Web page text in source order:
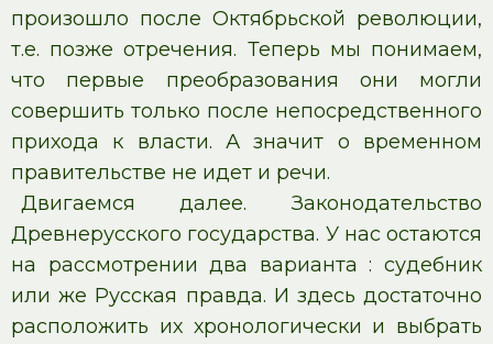
произошло после Октябрьской революции,
т.е. позже отречения. Теперь мы понимаем,
что первые преобразования они могли
совершить только после непосредственного
прихода к власти. А значит о временном
правительстве не идет и речи.
Двигаемся далее. Законодательство
Древнерусского государства. У нас остаются
на рассмотрении два варианта : судебник
или же Русская правда. И здесь достаточно
расположить их хронологически и выбрать